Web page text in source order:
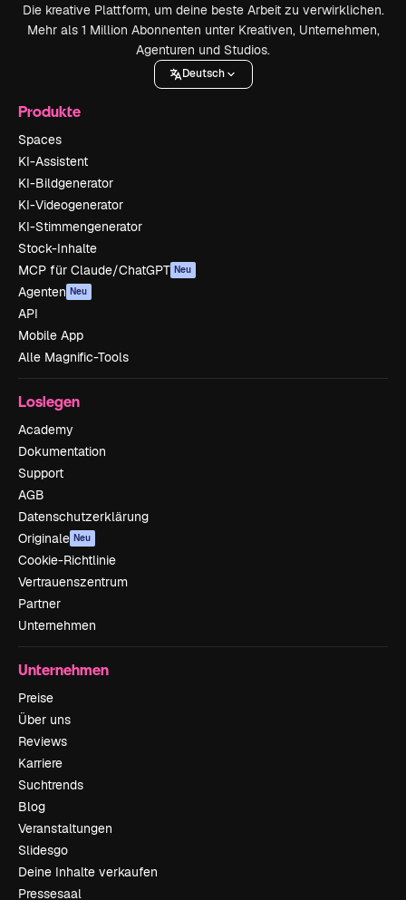
Die kreative Plattform, um deine beste Arbeit zu verwirklichen.
Mehr als 1 Million Abonnenten unter Kreativen, Unternehmen,
Agenturen und Studios.
Deutsch
Produkte
Spaces
KI-Assistent
KI-Bildgenerator
KI-Videogenerator
KI-Stimmengenerator
Stock-Inhalte
MCP für Claude/ChatGPT Neu
Agenten Neu
API
Mobile App
Alle Magnific-Tools
Loslegen
Academy
Dokumentation
Support
AGB
Datenschutzerklärung
Originale Neu
Cookie-Richtlinie
Vertrauenszentrum
Partner
Unternehmen
Unternehmen
Preise
Über uns
Reviews
Karriere
Suchtrends
Blog
Veranstaltungen
Slidesgo
Deine Inhalte verkaufen
Pressesaal